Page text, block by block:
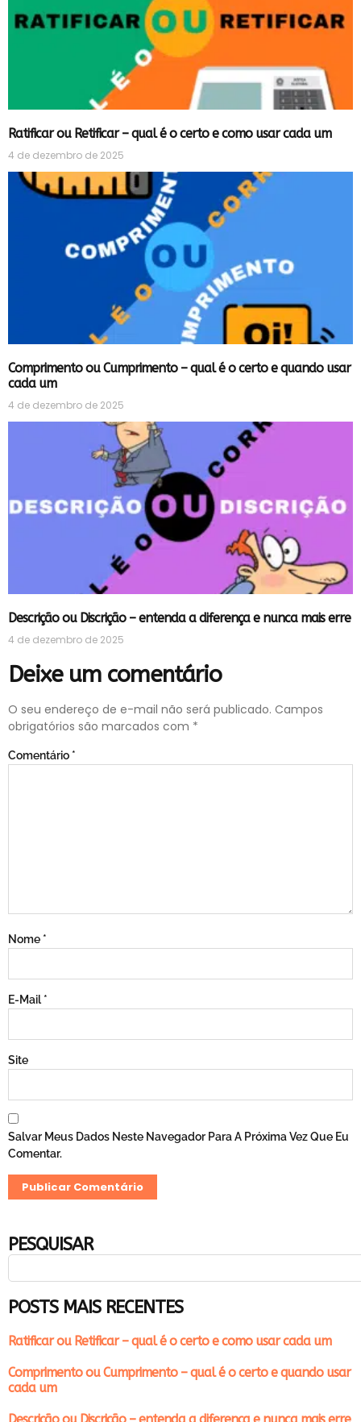
Ratificar ou Retificar – qual é o certo e como usar cada um
4 de dezembro de 2025
Comprimento ou Cumprimento – qual é o certo e quando usar
cada um
4 de dezembro de 2025
Descrição ou Discrição – entenda a diferença e nunca mais erre
4 de dezembro de 2025
Deixe um comentário
O seu endereço de e-mail não será publicado. Campos
obrigatórios são marcados com *
Comentário *
Nome *
E-Mail *
Site
Salvar Meus Dados Neste Navegador Para A Próxima Vez Que Eu
Comentar.
PESQUISAR
POSTS MAIS RECENTES
Ratificar ou Retificar – qual é o certo e como usar cada um
Comprimento ou Cumprimento – qual é o certo e quando usar
cada um